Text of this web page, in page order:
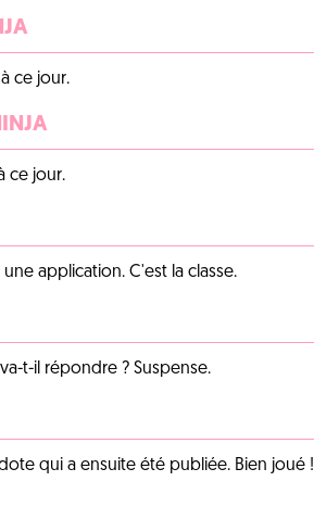
ce jour.
ce jour.
application. C'est la classe.
t-il répondre ? Suspense.
qui a ensuite été publiée. Bien joué !